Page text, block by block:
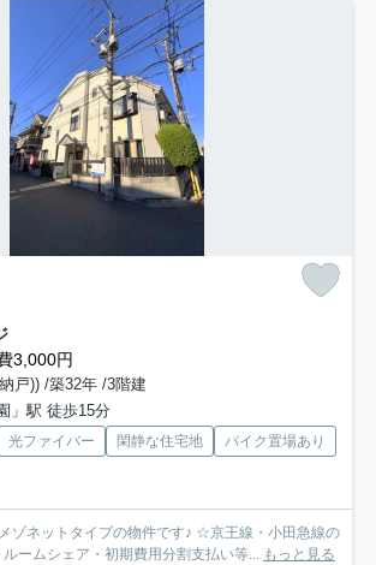
3,000円
戸)) /築32年 /3階建
」駅 徒歩15分
光ファイバー 閑静な住宅地
バイク置場あり
ネットタイプの物件です♪ ☆京王線・小田急線の
ームシェア・初期費用分割支払い等... もっと見る